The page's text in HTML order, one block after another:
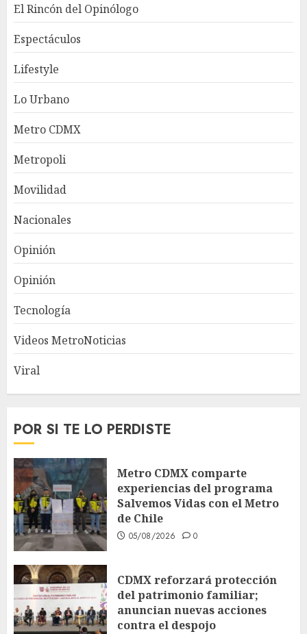
El Rincón del Opinólogo
Espectáculos
Lifestyle
Lo Urbano
Metro CDMX
Metropoli
Movilidad
Nacionales
Opinión
Opinión
Tecnología
Videos MetroNoticias
Viral
POR SI TE LO PERDISTE
Metro CDMX comparte
experiencias del programa
Salvemos Vidas con el Metro
de Chile
05/08/2026 0
CDMX reforzará protección
del patrimonio familiar;
anuncian nuevas acciones
contra el despojo